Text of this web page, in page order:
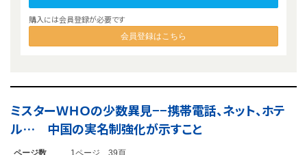
購入には会員登録が必要です
会員登録はこちら
ミスターＷＨＯの少数異見−−携帯電話、ネット、ホテ
ル… 中国の実名制強化が示すこと
ページ数
1ページ 39頁